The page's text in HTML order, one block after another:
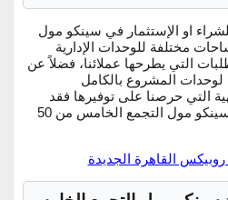
او الإستثمار في سينكو مول
مختلفة للوحدات الإدارية
التي يطرحها عملائنا، فضلاً عن
لوحدات المشروع بالكامل
التي حرصنا على توفيرها فقد
قامت الشركة المطورة في سينكو مول التجمع الخامس من 50
القاهرة الجديدة